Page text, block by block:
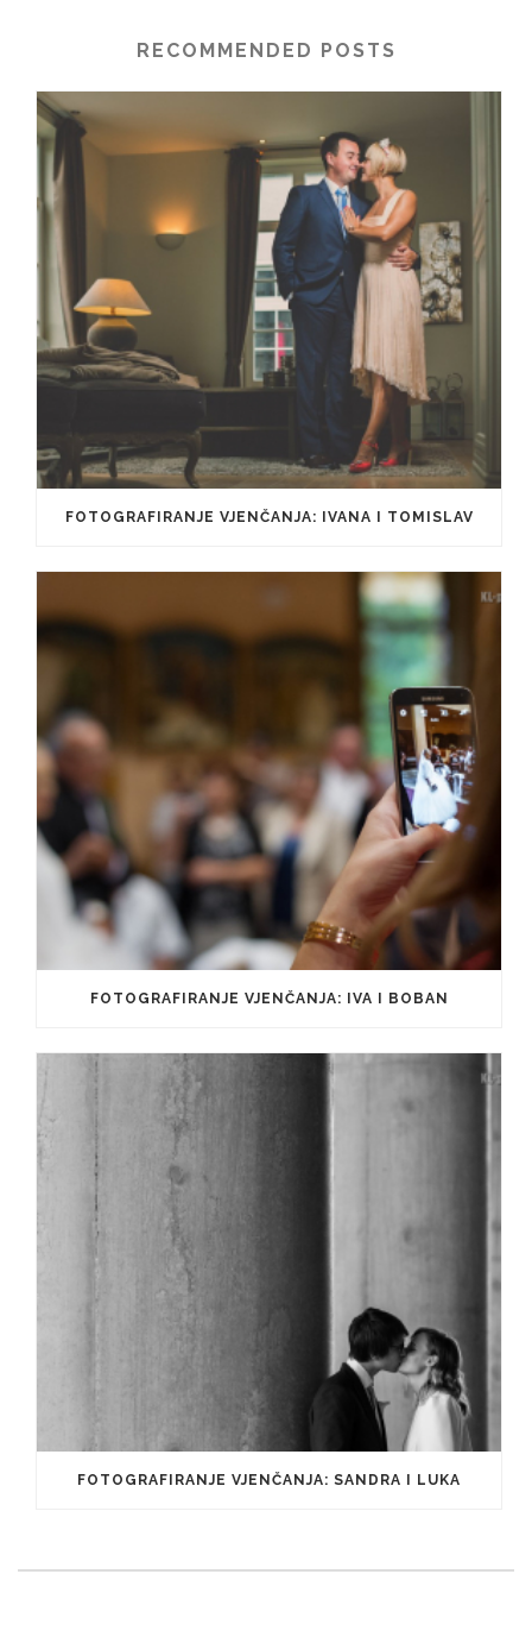
RECOMMENDED POSTS
FOTOGRAFIRANJE VJENČANJA: IVANA I TOMISLAV
FOTOGRAFIRANJE VJENČANJA: IVA I BOBAN
FOTOGRAFIRANJE VJENČANJA: SANDRA I LUKA